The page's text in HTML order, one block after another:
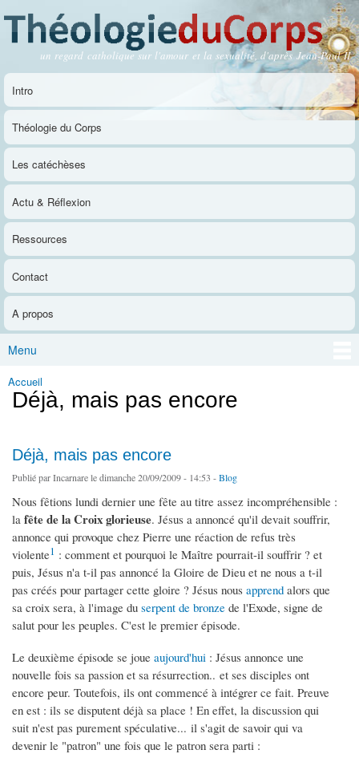
contenu
principal
Théologie du Corps
un regard catholique sur l'amour et la sexualité, d'après Jean-Paul II
Menu principal
Intro
Théologie du Corps
Les catéchèses
Actu & Réflexion
Ressources
Contact
A propos
Menu
Vous êtes ici
Accueil
Déjà, mais pas encore
Déjà, mais pas encore
Publié parIncarnarele dimanche 20/09/2009 - 14:53 -Blog
Nous fêtions lundi dernier une fête au titre assez incompréhensible :
la fête de la Croix glorieuse. Jésus a annoncé qu'il devait souffrir,
annonce qui provoque chez Pierre une réaction de refus très
violente1 : comment et pourquoi le Maître pourrait-il souffrir ? et
puis, Jésus n'a t-il pas annoncé la Gloire de Dieu et ne nous a t-il
pas créés pour partager cette gloire ? Jésus nous apprendalors que
sa croix sera, à l'image du serpent de bronze de l'Exode, signe de
salut pour les peuples. C'est le premier épisode.
Le deuxième épisode se joue aujourd'hui : Jésus annonce une
nouvelle fois sa passion et sa résurrection.. et ses disciples ont
encore peur. Toutefois, ils ont commencé à intégrer ce fait. Preuve
en est : ils se disputent déjà sa place ! En effet, la discussion qui
suit n'est pas purement spéculative... il s'agit de savoir qui va
devenir le "patron" une fois que le patron sera parti :